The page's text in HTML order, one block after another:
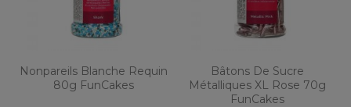
Nonpareils Blanche Requin
80g FunCakes
Bâtons De Sucre
Métalliques XL Rose 70g
FunCakes